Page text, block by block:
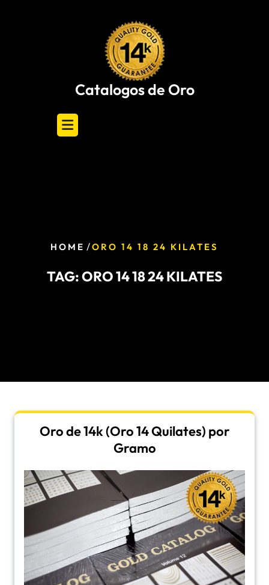
Catalogos de Oro
HOME /ORO 14 18 24 KILATES
TAG:ORO 14 18 24 KILATES
Oro de 14k (Oro 14 Quilates) por
Gramo